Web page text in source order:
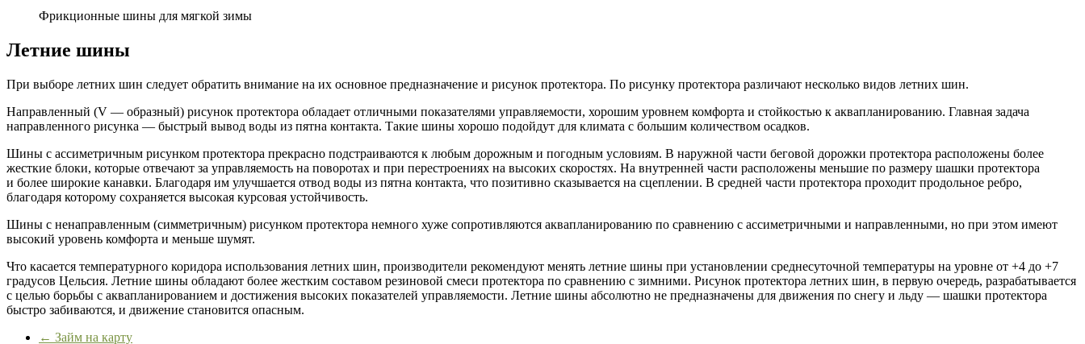
Фрикционные шины для мягкой зимы
Летние шины
При выборе летних шин следует обратить внимание на их основное предназначение и рисунок протектора. По рисунку протектора различают несколько видов летних шин.
Направленный (V — образный) рисунок протектора обладает отличными показателями управляемости, хорошим уровнем комфорта и стойкостью к аквапланированию. Главная задача
направленного рисунка — быстрый вывод воды из пятна контакта. Такие шины хорошо подойдут для климата с большим количеством осадков.
Шины с ассиметричным рисунком протектора прекрасно подстраиваются к любым дорожным и погодным условиям. В наружной части беговой дорожки протектора расположены более
жесткие блоки, которые отвечают за управляемость на поворотах и при перестроениях на высоких скоростях. На внутренней части расположены меньшие по размеру шашки протектора
и более широкие канавки. Благодаря им улучшается отвод воды из пятна контакта, что позитивно сказывается на сцеплении. В средней части протектора проходит продольное ребро,
благодаря которому сохраняется высокая курсовая устойчивость.
Шины с ненаправленным (симметричным) рисунком протектора немного хуже сопротивляются аквапланированию по сравнению с ассиметричными и направленными, но при этом имеют
высокий уровень комфорта и меньше шумят.
Что касается температурного коридора использования летних шин, производители рекомендуют менять летние шины при установлении среднесуточной температуры на уровне от +4 до +7
градусов Цельсия. Летние шины обладают более жестким составом резиновой смеси протектора по сравнению с зимними. Рисунок протектора летних шин, в первую очередь, разрабатывается
с целью борьбы с аквапланированием и достижения высоких показателей управляемости. Летние шины абсолютно не предназначены для движения по снегу и льду — шашки протектора
быстро забиваются, и движение становится опасным.
← Займ на карту